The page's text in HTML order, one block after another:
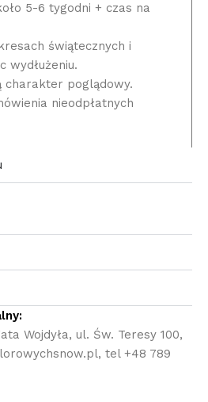
5-6 tygodni + czas na
świątecznych i
wydłużeniu.
charakter poglądowy.
nieodpłatnych
Wojdyła, ul. Św. Teresy 100,
tel +48 789